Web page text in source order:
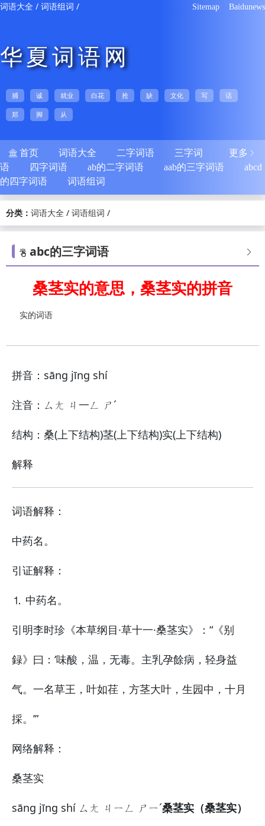
词语大全 / 词语组词 / Sitemap Baidunews
华夏词语网
捕 诚 就业 白花 抢 缺 文化 写 话
郑 脚 从
更多 
 首页 词语大全 二字词语
三字词
语
四字词语 ab的二字词语 aab的三字词语
abcd
的四字词语
词语组词
分类： 词语大全 / 词语组词 /

 abc的三字词语
桑茎实的意思，桑茎实的拼音
实的词语
拼音：sāng jīng shí
注音：ㄙㄤ ㄐ一ㄥ ㄕˊ
结构：桑(上下结构)茎(上下结构)实(上下结构)
解释
词语解释：
中药名。
引证解释：
⒈ 中药名。
引明李时珍《本草纲目·草十一·桑茎实》：“《别
録》曰：‘味酸，温，无毒。主乳孕餘病，轻身益
气。一名草王，叶如荏，方茎大叶，生园中，十月
採。’”
网络解释：
桑茎实
sāng jīng shí ㄙㄤ ㄐㄧㄥ ㄕㄧˊ桑茎实（桑茎实）